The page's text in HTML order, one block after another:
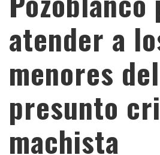
atender a
menores del
presunto
machista